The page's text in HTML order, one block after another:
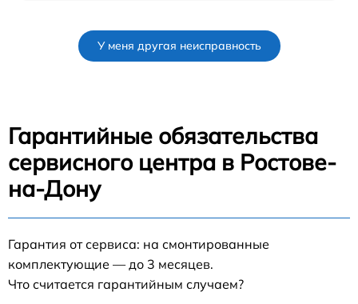
У меня другая неисправность
Гарантийные обязательства
сервисного центра в Ростове-
на-Дону
Гарантия от сервиса: на смонтированные
комплектующие — до 3 месяцев.
Что считается гарантийным случаем?